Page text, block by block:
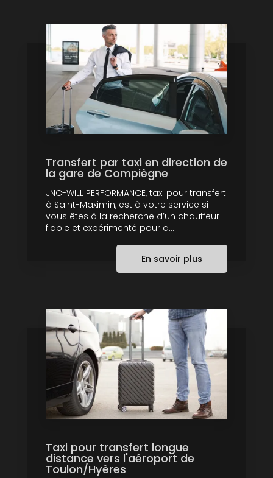
Transfert par taxi en direction de
la gare de Compiègne
JNC-WILL PERFORMANCE, taxi pour transfert
à Saint-Maximin, est à votre service si
vous êtes à la recherche d’un chauffeur
fiable et expérimenté pour a...
En savoir plus
Taxi pour transfert longue
distance vers l'aéroport de
Toulon/Hyères